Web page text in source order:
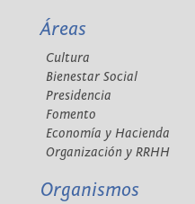
Áreas
Cultura
Bienestar Social
Presidencia
Fomento
Economía y Hacienda
Organización y RRHH
Organismos